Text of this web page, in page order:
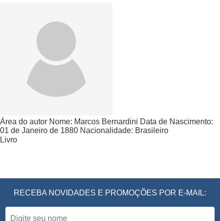
Área do autor Nome: Marcos Bernardini Data de Nascimento:
01 de Janeiro de 1880 Nacionalidade: Brasileiro
Livro
RECEBA NOVIDADES E PROMOÇÕES POR E-MAIL: